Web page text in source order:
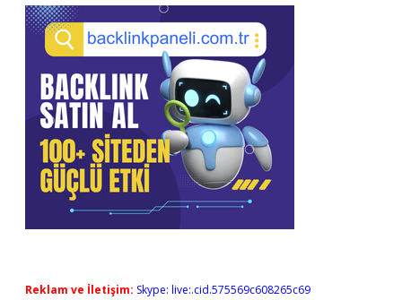
Reklam ve İletişim: Skype: live:.cid.575569c608265c69